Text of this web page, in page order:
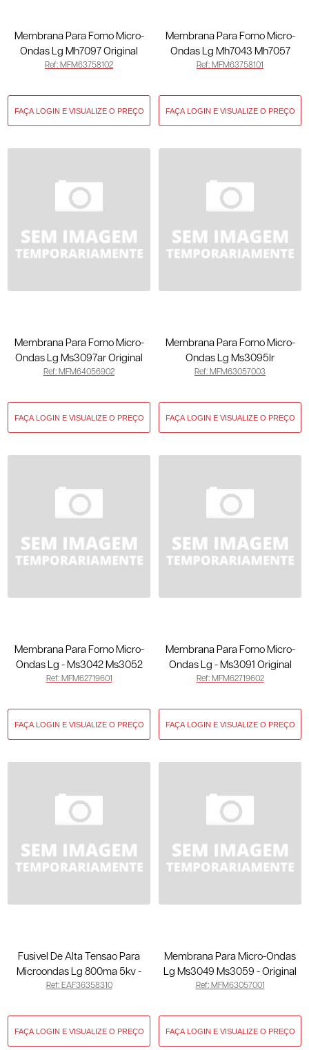
Membrana Para Forno Micro-
Ondas Lg Mh7097 Original
MFM63758102
Ref: MFM63758102
Membrana Para Forno Micro-
Ondas Lg Mh7043 Mh7057
Original MFM63758101
Ref: MFM63758101
Membrana Para Forno Micro-
Ondas Lg Ms3097ar Original
MFM64056902
Ref: MFM64056902
Membrana Para Forno Micro-
Ondas Lg Ms3095lr
MFM63057003
Ref: MFM63057003
Membrana Para Forno Micro-
Ondas Lg - Ms3042 Ms3052
Original MFM62719601
Ref: MFM62719601
Membrana Para Forno Micro-
Ondas Lg - Ms3091 Original
MFM62719602
Ref: MFM62719602
Fusivel De Alta Tensao Para
Microondas Lg 800ma 5kv -
Original EAF36358310
Ref: EAF36358310
Membrana Para Micro-Ondas
Lg Ms3049 Ms3059 - Original
MFM63057001
Ref: MFM63057001